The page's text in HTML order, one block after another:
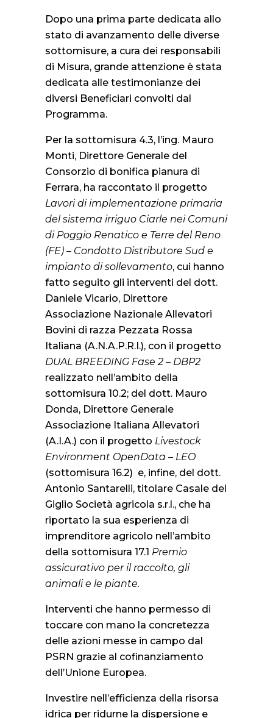
Dopo una prima parte dedicata allo
stato di avanzamento delle diverse
sottomisure, a cura dei responsabili
di Misura, grande attenzione è stata
dedicata alle testimonianze dei
diversi Beneficiari convolti dal
Programma.
Per la sottomisura 4.3, l’ing. Mauro
Monti, Direttore Generale del
Consorzio di bonifica pianura di
Ferrara, ha raccontato il progetto
Lavori di implementazione primaria
del sistema irriguo Ciarle nei Comuni
di Poggio Renatico e Terre del Reno
(FE) – Condotto Distributore Sud e
impianto di sollevamento, cui hanno
fatto seguito gli interventi del dott.
Daniele Vicario, Direttore
Associazione Nazionale Allevatori
Bovini di razza Pezzata Rossa
Italiana (A.N.A.P.R.I.), con il progetto
DUAL BREEDING Fase 2 – DBP2
realizzato nell’ambito della
sottomisura 10.2; del dott. Mauro
Donda, Direttore Generale
Associazione Italiana Allevatori
(A.I.A.) con il progetto Livestock
Environment OpenData – LEO
(sottomisura 16.2) e, infine, del dott.
Antonio Santarelli, titolare Casale del
Giglio Società agricola s.r.l., che ha
riportato la sua esperienza di
imprenditore agricolo nell’ambito
della sottomisura 17.1 Premio
assicurativo per il raccolto, gli
animali e le piante.
Interventi che hanno permesso di
toccare con mano la concretezza
delle azioni messe in campo dal
PSRN grazie al cofinanziamento
dell’Unione Europea.
Investire nell’efficienza della risorsa
idrica per ridurne la dispersione e